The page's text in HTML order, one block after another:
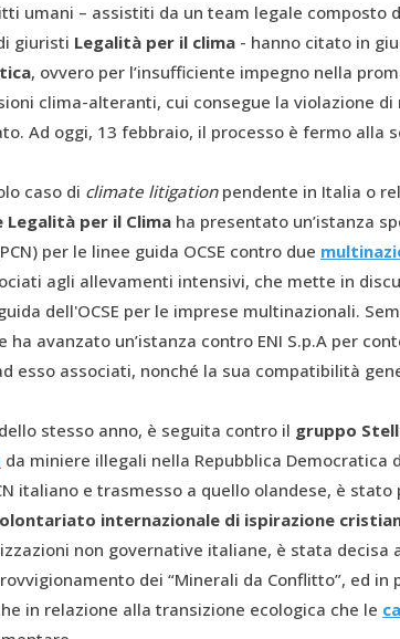
umani – assistiti da un team legale composto
giuristi Legalità per il clima - hanno citato in
, ovvero per l’insufficiente impegno nella
clima-alteranti, cui consegue la violazione
Ad oggi, 13 febbraio, il processo è fermo alla
caso di climate litigation pendente in Italia o
Legalità per il Clima ha presentato un’istanza
per le linee guida OCSE contro due
agli allevamenti intensivi, che mette in
dell'OCSE per le imprese multinazionali.
ha avanzato un’istanza contro ENI S.p.A per
esso associati, nonché la sua compatibilità
stesso anno, è seguita contro il gruppo
da miniere illegali nella Repubblica Democratica
italiano e trasmesso a quello olandese, è stato
internazionale di ispirazione
non governative italiane, è stata decisa
dei “Minerali da Conflitto”, ed
in relazione alla transizione ecologica che le